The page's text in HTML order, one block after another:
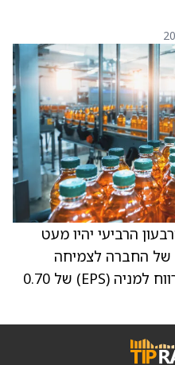
הרביעי יהיו מעט
החברה לצמיחה
אורגנית של 4% בהכנסות ולרווח למניה (EPS) של 0.70